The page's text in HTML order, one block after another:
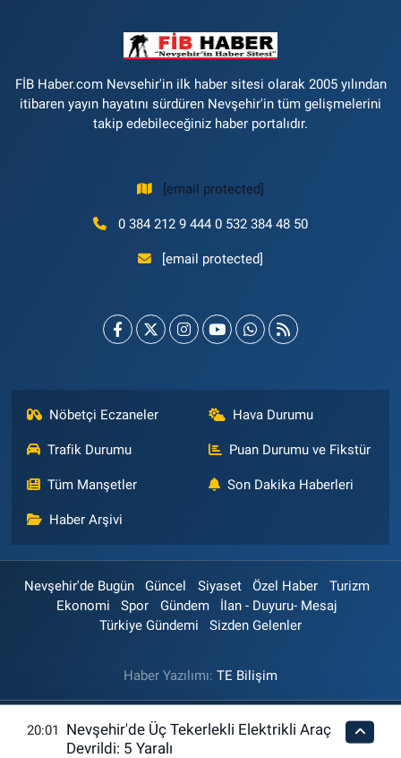
FİB Haber.com Nevsehir'in ilk haber sitesi olarak 2005 yılından
itibaren yayın hayatını sürdüren Nevşehir'in tüm gelişmelerini
takip edebileceğiniz haber portalıdır.
[email protected]
0 384 212 9 444 0 532 384 48 50
[email protected]
Nöbetçi Eczaneler Hava Durumu
Trafik Durumu Puan Durumu ve Fikstür
Tüm Manşetler Son Dakika Haberleri
Haber Arşivi
Nevşehir'de Bugün Güncel Siyaset Özel Haber
Turizm
Ekonomi
Spor Gündem
İlan - Duyuru- Mesaj
Türkiye Gündemi
Sizden Gelenler
Haber Yazılımı: TE Bilişim
20:01
Nevşehir'de Üç Tekerlekli Elektrikli Araç
Devrildi: 5 Yaralı